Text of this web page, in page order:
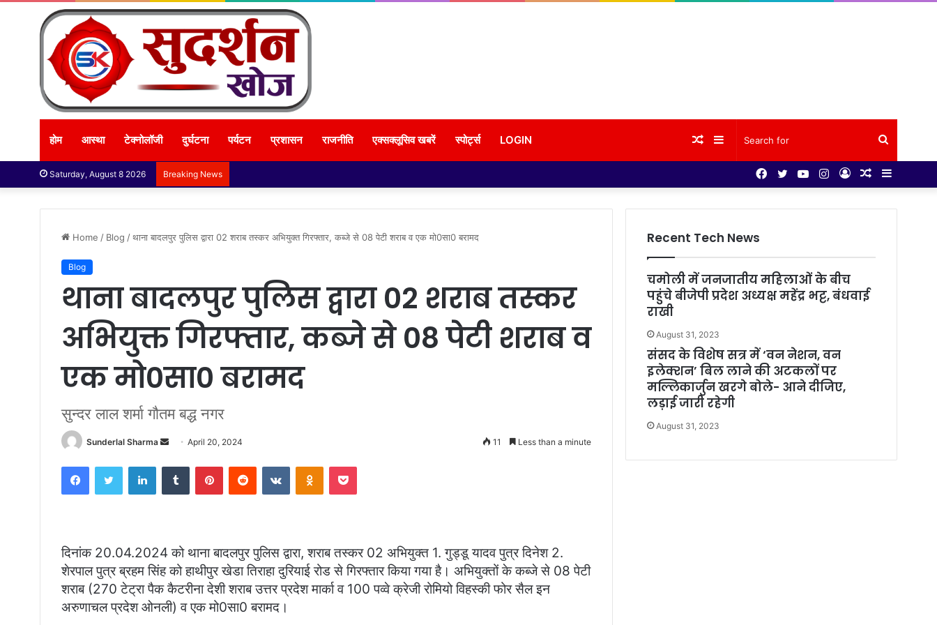
होम आस्था टेक्नोलॉजी दुर्घटना पर्यटन प्रशासन राजनीति एक्सक्लूसिव खबरें स्पोर्ट्स LOGIN
for
Sidebar
Random
Saturday, August 8 2026 Breaking News Sidebar
Random
Log
Instagram
YouTube
Twitter
Facebook
Home / Blog /थाना बादलपुर पुलिस द्वारा 02 शराब तस्कर अभियुक्त गिरफ्तार, कब्जे से 08 पेटी शराब व एक मो0सा0 बरामद
Blog
थाना बादलपुर पुलिस द्वारा 02 शराब तस्कर
अभियुक्त गिरफ्तार, कब्जे से 08 पेटी शराब व
एक मो0सा0 बरामद
सुन्दर लाल शर्मा गौतम बद्ध नगर
Sunderlal Sharma
Send
email
April 20, 2024 11 Less than a minute
FacebookTwitter LinkedInTumblr PinterestReddit VKontakteOdnoklassniki
Pocket
दिनांक 20.04.2024 को थाना बादलपुर पुलिस द्वारा, शराब तस्कर 02 अभियुक्त 1. गुड्डू यादव पुत्र दिनेश 2.
शेरपाल पुत्र ब्रहम सिंह को हाथीपुर खेडा तिराहा दुरियाई रोड से गिरफ्तार किया गया है। अभियुक्तों के कब्जे से 08 पेटी
शराब (270 टेट्रा पैक कैटरीना देशी शराब उत्तर प्रदेश मार्का व 100 पव्वे क्रेजी रोमियो विहस्की फोर सैल इन
अरुणाचल प्रदेश ओनली) व एक मो0सा0 बरामद।
Recent Tech News
चमोली में जनजातीय महिलाओं के बीच
पहुंचे बीजेपी प्रदेश अध्यक्ष महेंद्र भट्ट, बंधवाई
राखी
August 31, 2023
संसद के विशेष सत्र में ‘वन नेशन, वन
इलेक्शन’ बिल लाने की अटकलों पर
मल्लिकार्जुन खरगे बोले- आने दीजिए,
लड़ाई जारी रहेगी
August 31, 2023